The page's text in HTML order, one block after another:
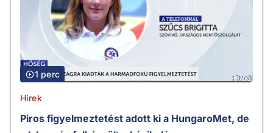
1 perc
Hírek
Piros figyelmeztetést adott ki a HungaroMet, de